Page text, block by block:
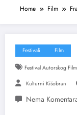
Home Film
Festivali Film
Festival Autorskog
Kulturni Kišobran